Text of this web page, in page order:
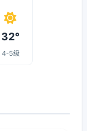
32°
4-5级